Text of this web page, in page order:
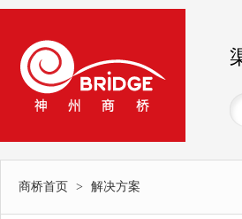
商桥首页 > 解决方案